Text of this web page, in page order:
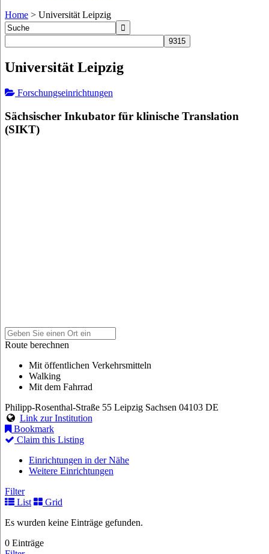
Home > Universität Leipzig
Universität Leipzig
Forschungseinrichtungen
Sächsischer Inkubator für klinische Translation
(SIKT)
Route berechnen
Mit öffentlichen Verkehrsmitteln
Walking
Mit dem Fahrrad
Philipp-Rosenthal-Straße 55 Leipzig Sachsen 04103 DE
Link zur Institution
Bookmark
Claim this Listing
Einrichtungen in der Nähe
Weitere Einrichtungen
Filter
List
Grid
Es wurden keine Einträge gefunden.
0 Einträge